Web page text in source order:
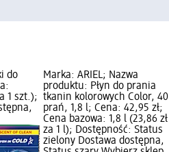
do
1 szt.);
Marka: ARIEL; Nazwa
produktu: Płyn do prania
tkanin kolorowych Color, 40
prań, 1,8 l; Cena: 42,95 zł;
Cena bazowa: 1,8 l (23,86 zł
za 1 l); Dostępność: Status
zielony Dostawa dostępna,